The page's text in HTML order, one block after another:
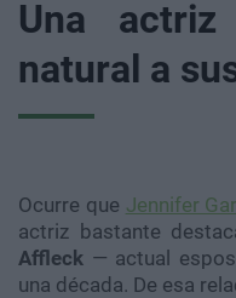
Una
natural a
Ocurre que Jennifer
actriz bastante
Affleck ― actual
una década. De esa